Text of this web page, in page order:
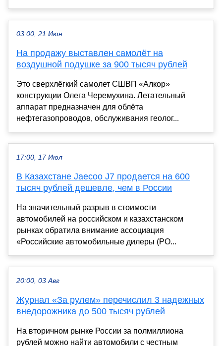
03:00, 21 Июн
На продажу выставлен самолёт на
воздушной подушке за 900 тысяч рублей
Это сверхлёгкий самолет СШВП «Алкор»
конструкции Олега Черемухина. Летательный
аппарат предназначен для облёта
нефтегазопроводов, обслуживания геолог...
17:00, 17 Июл
В Казахстане Jaecoo J7 продается на 600
тысяч рублей дешевле, чем в России
На значительный разрыв в стоимости
автомобилей на российском и казахстанском
рынках обратила внимание ассоциация
«Российские автомобильные дилеры (РО...
20:00, 03 Авг
Журнал «За рулем» перечислил 3 надежных
внедорожника до 500 тысяч рублей
На вторичном рынке России за полмиллиона
рублей можно найти автомобили с честным